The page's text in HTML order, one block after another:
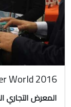
World 2016
المعرض التجاري